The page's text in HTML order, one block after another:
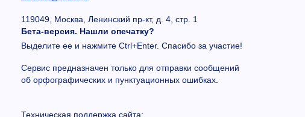
119049, Москва, Ленинский пр-кт, д. 4, стр. 1
Бета-версия. Нашли опечатку?
Выделите ее и нажмите Ctrl+Enter. Спасибо за участие!
Сервис предназначен только для отправки сообщений
об орфографических и пунктуационных ошибках.
Техническая поддержка сайта: